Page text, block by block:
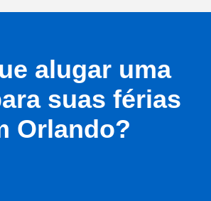
alugar uma
suas férias
Orlando?